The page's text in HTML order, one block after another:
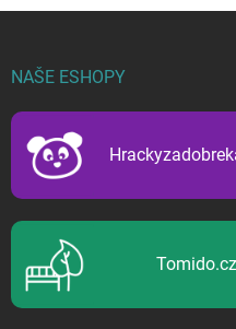
NAŠE ESHOPY
Tomido.cz